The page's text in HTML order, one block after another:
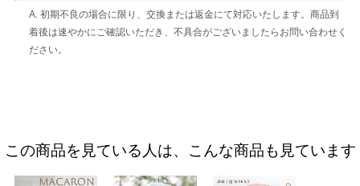
A. 初期不良の場合に限り、交換または返金にて対応いたします。商品到
着後は速やかにご確認いただき、不具合がございましたらお問い合わせく
ださい。
この商品を見ている人は、こんな商品も見ています